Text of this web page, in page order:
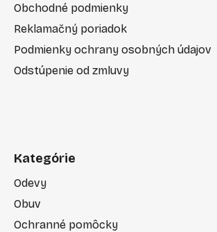
Obchodné podmienky
Reklamačný poriadok
Podmienky ochrany osobných údajov
Odstúpenie od zmluvy
Kategórie
Odevy
Obuv
Ochranné pomôcky